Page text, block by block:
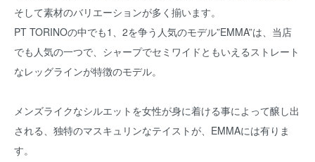
そして素材のバリエーションが多く揃います。
PT TORINOの中でも1、2を争う人気のモデル”EMMA”は、当店
でも人気の一つで、シャープでセミワイドともいえるストレート
なレッグラインが特徴のモデル。
メンズライクなシルエットを女性が身に着ける事によって醸し出
される、独特のマスキュリンなテイストが、EMMAには有りま
す。